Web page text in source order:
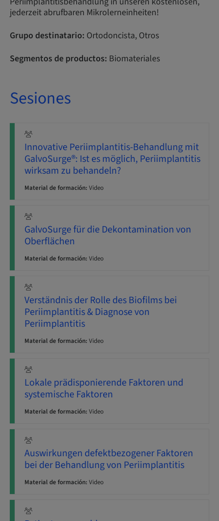
jederzeit abrufbaren Mikrolerneinheiten!
Grupo destinatario: Ortodoncista, Otros
Segmentos de productos: Biomateriales
Sesiones
Innovative Periimplantitis-Behandlung mit
GalvoSurge®: Ist es möglich, Periimplantitis
wirksam zu behandeln?
Material de formación: Video
GalvoSurge für die Dekontamination von
Oberflächen
Material de formación: Video
Verständnis der Rolle des Biofilms bei
Periimplantitis & Diagnose von
Periimplantitis
Material de formación: Video
Lokale prädisponierende Faktoren und
systemische Faktoren
Material de formación: Video
Auswirkungen defektbezogener Faktoren
bei der Behandlung von Periimplantitis
Material de formación: Video